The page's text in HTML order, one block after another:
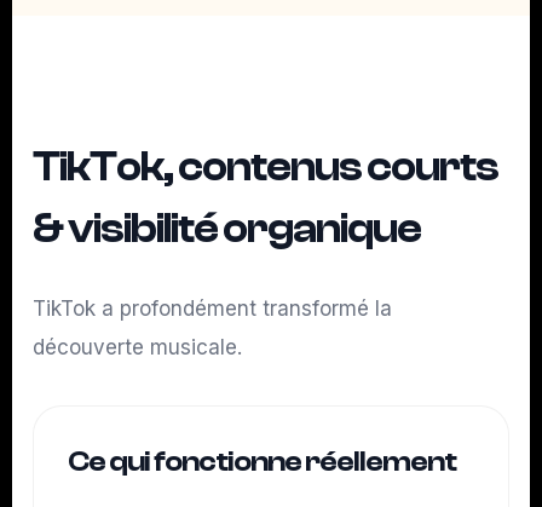
TikTok, contenus courts
& visibilité organique
TikTok a profondément transformé la
découverte musicale.
Ce qui fonctionne réellement